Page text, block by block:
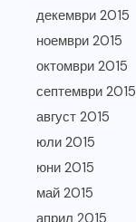
декември 2015
ноември 2015
октомври 2015
септември 2015
август 2015
юли 2015
юни 2015
май 2015
април 2015